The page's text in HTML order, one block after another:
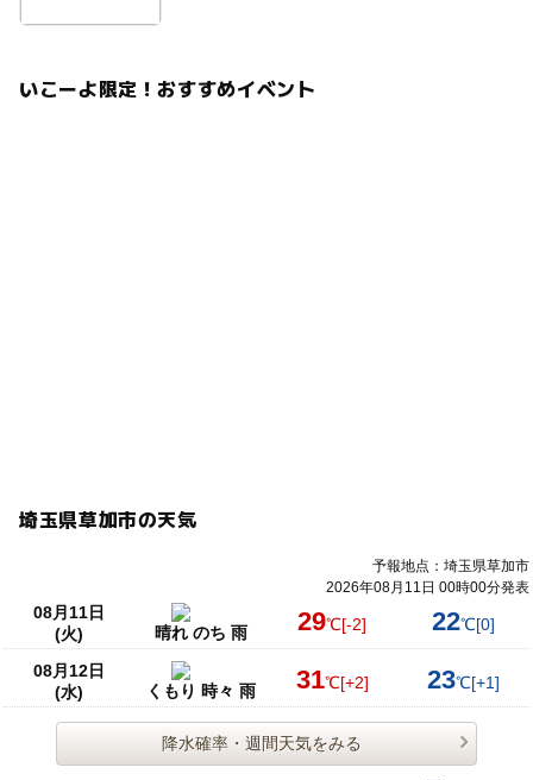
いこーよ限定！おすすめイベント
埼玉県草加市の天気
予報地点：埼玉県草加市
2026年08月11日 00時00分発表
08月11日
(火)
晴れ のち 雨 29℃[-2] 22℃[0]
08月12日
(水)
くもり 時々 雨 31℃[+2] 23℃[+1]
降水確率・週間天気をみる